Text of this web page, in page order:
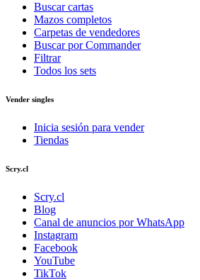
Buscar cartas
Mazos completos
Carpetas de vendedores
Buscar por Commander
Filtrar
Todos los sets
Vender singles
Inicia sesión para vender
Tiendas
Scry.cl
Scry.cl
Blog
Canal de anuncios por WhatsApp
Instagram
Facebook
YouTube
TikTok